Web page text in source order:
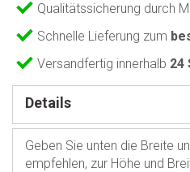
Qualitätssicherung durch
Schnelle Lieferung zum
Versandfertig innerhalb 24
Details
Geben Sie unten die Breite
empfehlen, zur Höhe und